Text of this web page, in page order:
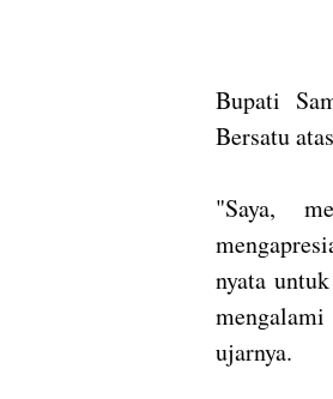
Bupati
Bersatu
"Saya,
nyata
ujarnya.